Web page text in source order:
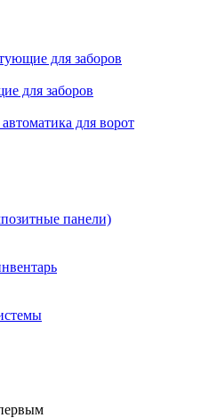
для заборов
для заборов
для ворот
панели)